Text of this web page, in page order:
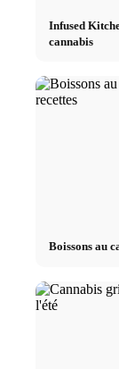
Infused
cannabis
Boissons au